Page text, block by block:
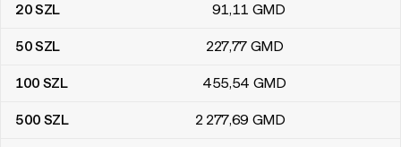
20SZL 91,11 GMD
50SZL 227,77 GMD
100 SZL 455,54 GMD
500 SZL 2 277,69 GMD